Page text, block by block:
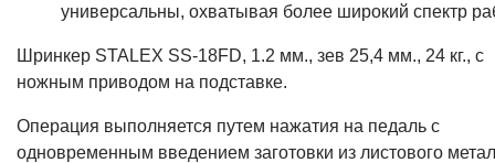
универсальны, охватывая более широкий спектр
Шринкер STALEX SS-18FD, 1.2 мм., зев 25,4 мм., 24 кг., с
ножным приводом на подставке.
Операция выполняется путем нажатия на педаль с
одновременным введением заготовки из листового